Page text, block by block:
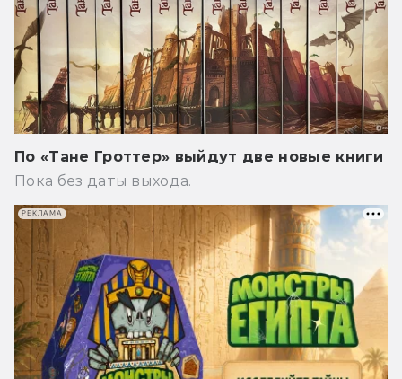
По «Тане Гроттер» выйдут две новые книги
Пока без даты выхода.
РЕКЛАМА